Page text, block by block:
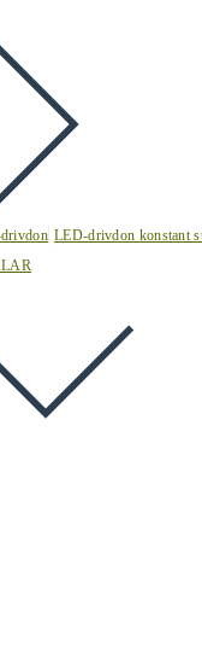
LED-drivdon konstant